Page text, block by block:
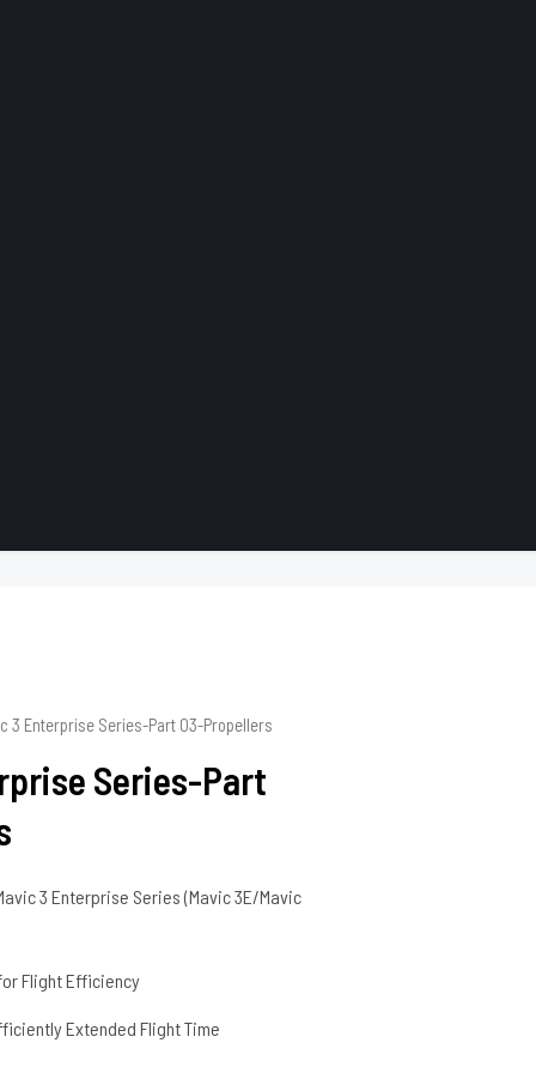
3 Enterprise Series-Part 03-Propellers
Series-Part
3 Enterprise Series (Mavic 3E/Mavic
Flight Efficiency
Extended Flight Time